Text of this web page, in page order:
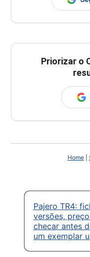
Priorizar o
Home|
Pajero TR4:
versões,
checar antes
um exemplar